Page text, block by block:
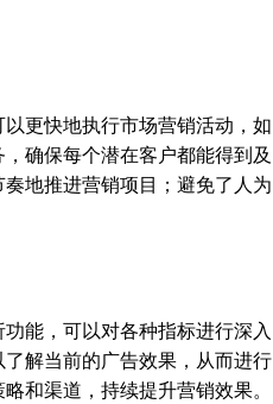
更快地执行市场营销活动，如
确保每个潜在客户都能得到及
地推进营销项目；避免了人为
能，可以对各种指标进行深入
解当前的广告效果，从而进行
和渠道，持续提升营销效果。